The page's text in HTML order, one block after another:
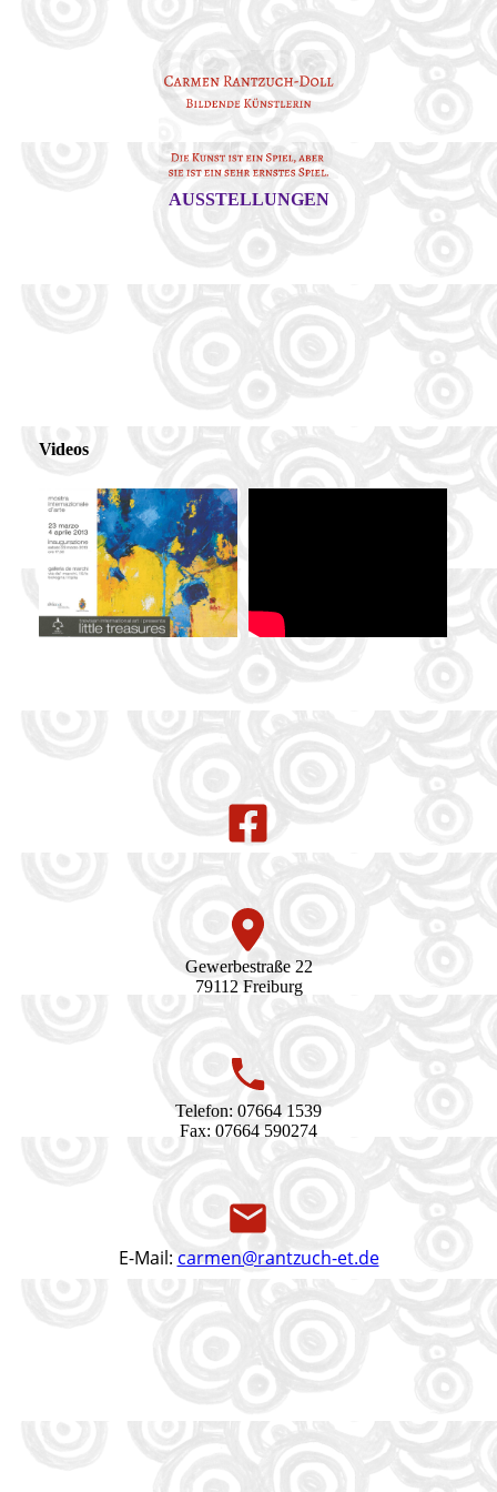
AUSSTELLUNGEN
Videos
Gewerbestraße 22
79112 Freiburg
Telefon: 07664 1539
Fax: 07664 590274
E-Mail: carmen@rantzuch-et.de